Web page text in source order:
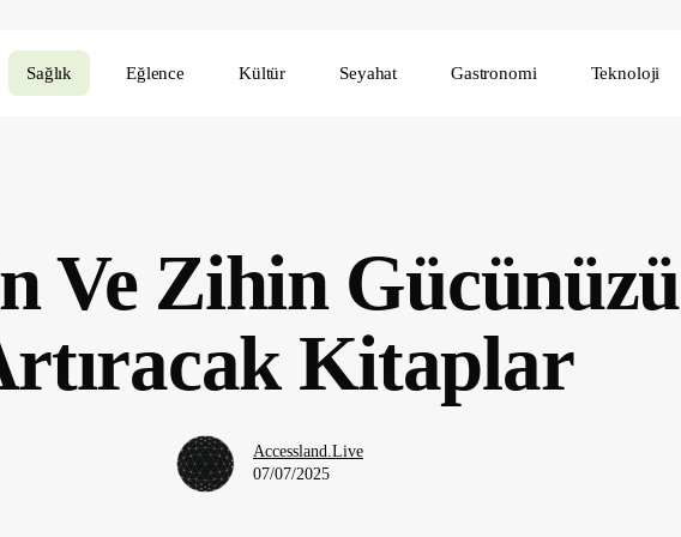
Sağlık Eğlence Kültür Seyahat Gastronomi Teknoloji
Ve Zihin Gücünüzü
Kitaplar
Accessland.Live
07/07/2025